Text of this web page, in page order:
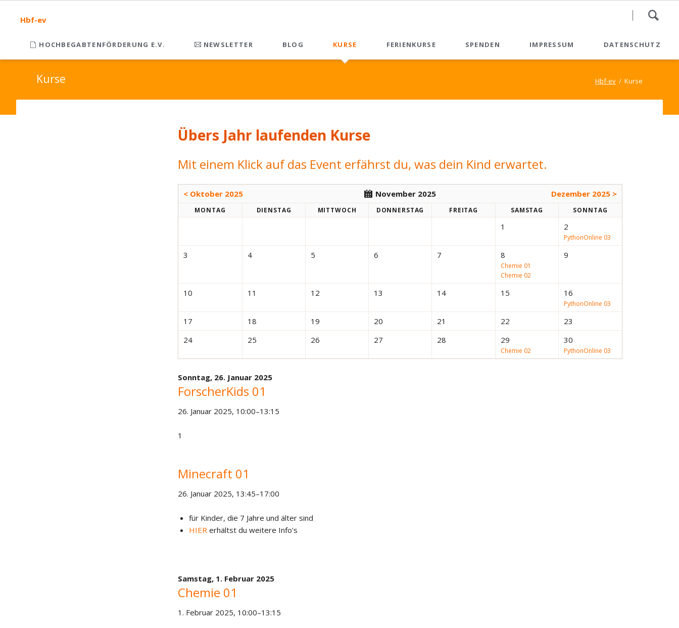
Hbf-ev
HOCHBEGABTENFÖRDERUNG E.V. NEWSLETTER BLOG KURSE FERIENKURSE SPENDEN IMPRESSUM DATENSCHUTZ
Kurse Hbf-ev Kurse
Übers Jahr laufenden Kurse
Mit einem Klick auf das Event erfährst du, was dein Kind erwartet.
< Oktober 2025 November 2025 Dezember 2025 >
MONTAG DIENSTAG MITTWOCH DONNERSTAG FREITAG SAMSTAG SONNTAG
1 2
PythonOnline 03
3 4 5 6 7 8
Chemie 01
Chemie 02
9
10 11 12 13 14 15 16
PythonOnline 03
17 18 19 20 21 22
23
24
25 26 27 28 29
Chemie 02
30
PythonOnline 03
Sonntag, 26. Januar 2025
ForscherKids 01
26. Januar 2025, 10:00–13:15
1
Minecraft 01
26. Januar 2025, 13:45–17:00
für Kinder, die 7 Jahre und älter sind
HIER erhältst du weitere Info's
Samstag, 1. Februar 2025
Chemie 01
1. Februar 2025, 10:00–13:15